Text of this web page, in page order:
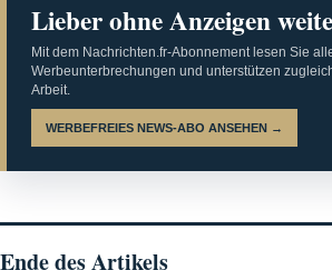
Lieber ohne Anzeigen
Mit dem Nachrichten.fr-Abonnement lesen Sie
Werbeunterbrechungen und unterstützen
Arbeit.
WERBEFREIES NEWS-ABO ANSEHEN →
Ende des Artikels